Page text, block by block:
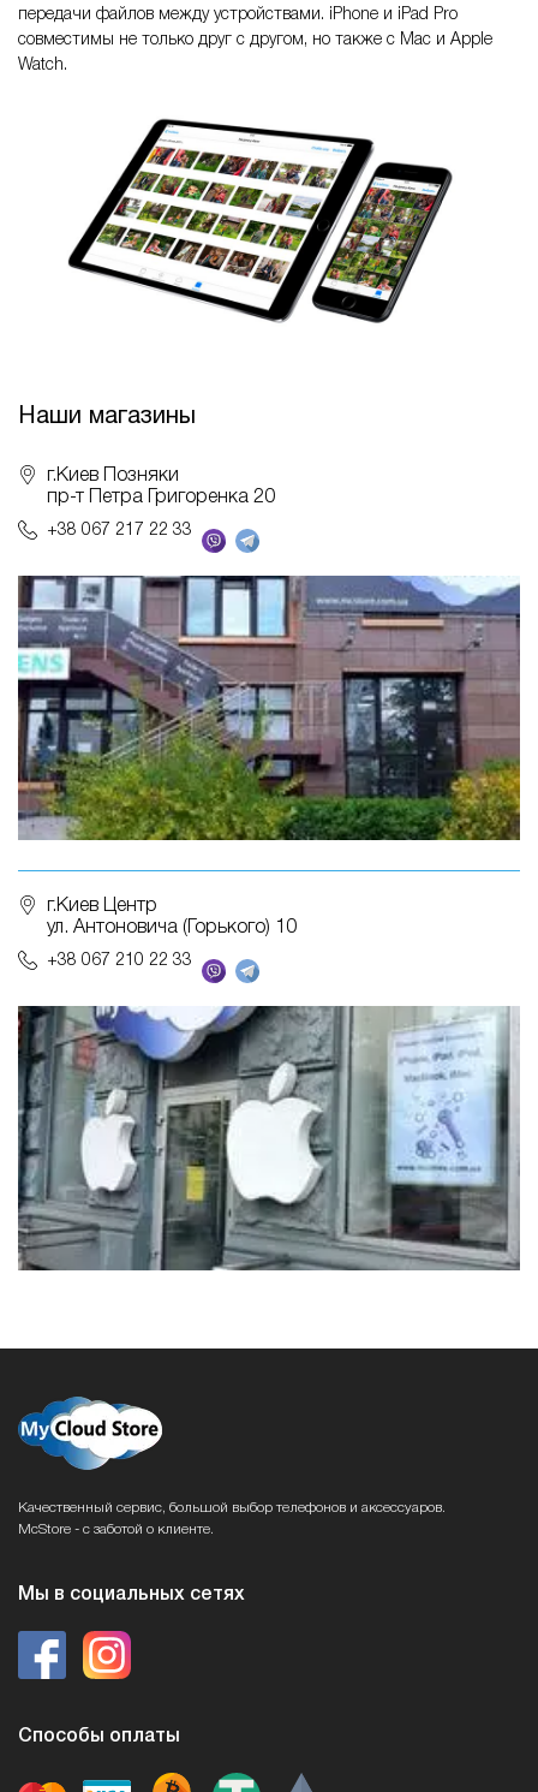
передачи файлов между устройствами. iPhone и iPad Pro
совместимы не только друг с другом, но также с Mac и Apple
Watch.
Наши магазины
г.Киев Позняки
пр-т Петра Григоренка 20
+38 067 217 22 33
г.Киев Центр
ул. Антоновича (Горького) 10
+38 067 210 22 33
Качественный сервис, большой выбор телефонов и аксессуаров.
McStore - с заботой о клиенте.
Мы в социальных сетях
Способы оплаты